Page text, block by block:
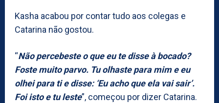
Kasha acabou por contar tudo aos colegas e
Catarina não gostou.
“Não percebeste o que eu te disse à bocado?
Foste muito parvo. Tu olhaste para mim e eu
olhei para ti e disse: ‘Eu acho que ela vai sair’.
Foi isto e tu leste”, começou por dizer Catarina.